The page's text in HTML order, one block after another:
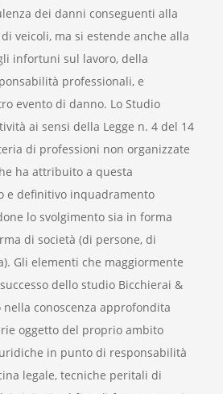
dei danni conseguenti alla
veicoli, ma si estende anche alla
infortuni sul lavoro, della
professionali, e
evento di danno. Lo Studio
ai sensi della Legge n. 4 del 14
di professioni non organizzate
ha attribuito a questa
e definitivo inquadramento
lo svolgimento sia in forma
di società (di persone, di
Gli elementi che maggiormente
dello studio Bicchierai &
conoscenza approfondita
oggetto del proprio ambito
in punto di responsabilità
legale, tecniche peritali di